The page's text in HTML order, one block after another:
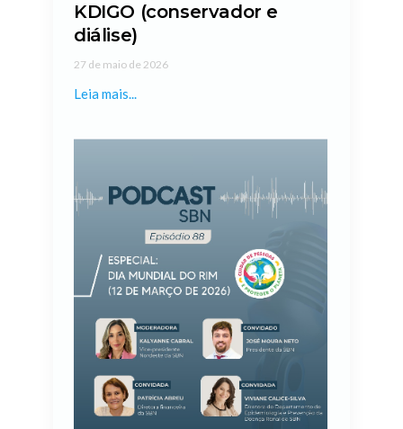
KDIGO (conservador e
diálise)
27 de maio de 2026
Leia mais...